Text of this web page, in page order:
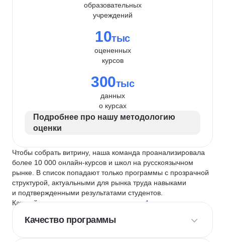
образовательных
учреждений
10тыс
оцененных
курсов
300тыс
данных
о курсах
Подробнее про нашу методологию
оценки
Чтобы собрать витрину, наша команда проанализировала
более 10 000 онлайн-курсов и школ на русскоязычном
рынке. В список попадают только программы с прозрачной
структурой, актуальными для рынка труда навыками
и подтвержденными результатами студентов.
Каждый курс и школу мы оцениваем по
4 критериям
Качество программы